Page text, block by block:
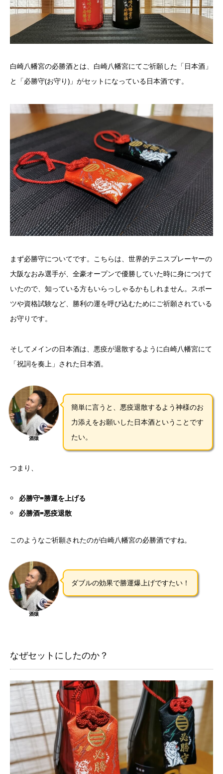
白崎八幡宮の必勝酒とは、白崎八幡宮にてご祈願した「日本酒」
と「必勝守(お守り)」がセットになっている日本酒です。
まず必勝守についてです。こちらは、世界的テニスプレーヤーの
大阪なおみ選手が、全豪オープンで優勝していた時に身につけて
いたので、知っている方もいらっしゃるかもしれません。スポー
ツや資格試験など、勝利の運を呼び込むためにご祈願されている
お守りです。
そしてメインの日本酒は、悪疫が退散するように白崎八幡宮にて
「祝詞を奏上」された日本酒。
酒猿
簡単に言うと、悪疫退散するよう神様のお
力添えをお願いした日本酒ということです
たい。
つまり、
必勝守=勝運を上げる
必勝酒=悪疫退散
このようなご祈願されたのが白崎八幡宮の必勝酒ですね。
酒猿
ダブルの効果で勝運爆上げですたい！
なぜセットにしたのか？